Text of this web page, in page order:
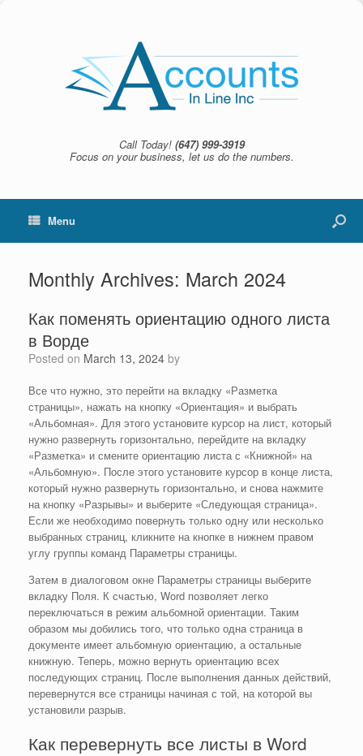
Call Today! (647) 999-3919
Focus on your business, let us do the numbers.
Menu
Monthly Archives: March 2024
Как поменять ориентацию одного листа
в Ворде
Posted on March 13, 2024 by
Все что нужно, это перейти на вкладку «Разметка
страницы», нажать на кнопку «Ориентация» и выбрать
«Альбомная». Для этого установите курсор на лист, который
нужно развернуть горизонтально, перейдите на вкладку
«Разметка» и смените ориентацию листа с «Книжной» на
«Альбомную». После этого установите курсор в конце листа,
который нужно развернуть горизонтально, и снова нажмите
на кнопку «Разрывы» и выберите «Следующая страница».
Если же необходимо повернуть только одну или несколько
выбранных страниц, кликните на кнопке в нижнем правом
углу группы команд Параметры страницы.
Затем в диалоговом окне Параметры страницы выберите
вкладку Поля. К счастью, Word позволяет легко
переключаться в режим альбомной ориентации. Таким
образом мы добились того, что только одна страница в
документе имеет альбомную ориентацию, а остальные
книжную. Теперь, можно вернуть ориентацию всех
последующих страниц. После выполнения данных действий,
перевернутся все страницы начиная с той, на которой вы
установили разрыв.
Как перевернуть все листы в Word